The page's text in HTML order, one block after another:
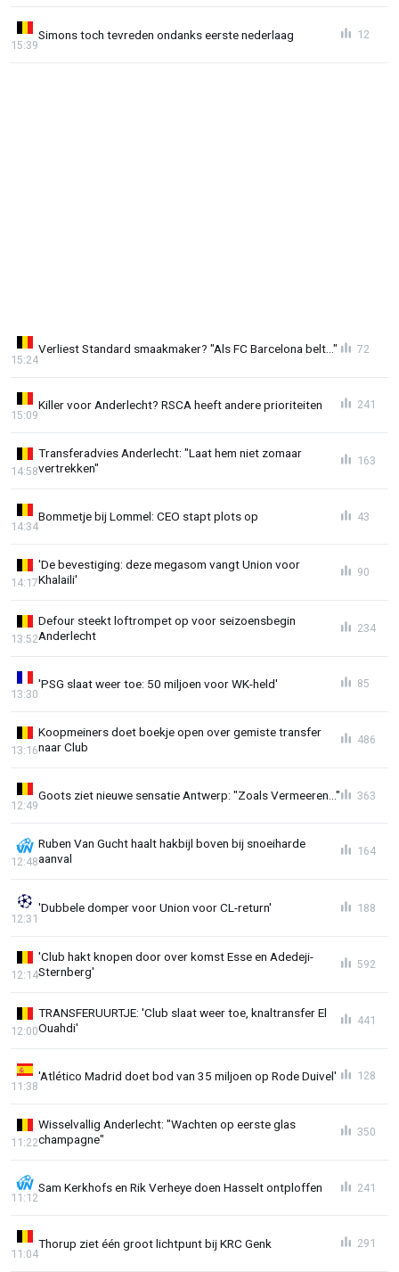
Simons toch tevreden ondanks eerste nederlaag
15:39
12
Verliest Standard smaakmaker? "Als FC Barcelona belt..."
15:24
72
Killer voor Anderlecht? RSCA heeft andere prioriteiten
15:09
241
Transferadvies Anderlecht: "Laat hem niet zomaar
vertrekken"
14:58
163
Bommetje bij Lommel: CEO stapt plots op
14:34
43
'De bevestiging: deze megasom vangt Union voor
Khalaili'
14:17
90
Defour steekt loftrompet op voor seizoensbegin
Anderlecht
13:52
234
'PSG slaat weer toe: 50 miljoen voor WK-held'
13:30
85
Koopmeiners doet boekje open over gemiste transfer
naar Club
13:16
486
Goots ziet nieuwe sensatie Antwerp: "Zoals Vermeeren..."
12:49
363
Ruben Van Gucht haalt hakbijl boven bij snoeiharde
aanval
12:48
164
'Dubbele domper voor Union voor CL-return'
12:31
188
'Club hakt knopen door over komst Esse en Adedeji-
Sternberg'
12:14
592
TRANSFERUURTJE: 'Club slaat weer toe, knaltransfer El
Ouahdi'
12:00
441
'Atlético Madrid doet bod van 35 miljoen op Rode Duivel'
11:38
128
Wisselvallig Anderlecht: "Wachten op eerste glas
champagne"
11:22
350
Sam Kerkhofs en Rik Verheye doen Hasselt ontploffen
11:12
241
Thorup ziet één groot lichtpunt bij KRC Genk
11:04
291